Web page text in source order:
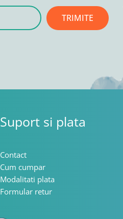
TRIMITE
Suport si plata
Contact
Cum cumpar
Modalitati plata
Formular retur